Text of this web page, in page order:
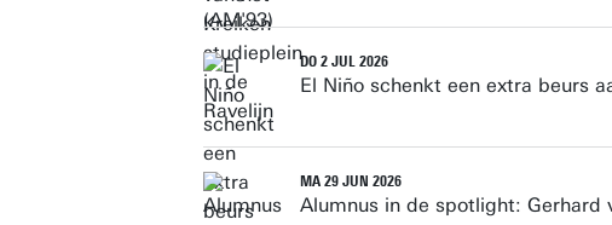
DO 2 JUL 2026
El Niño schenkt een extra beurs
MA 29 JUN 2026
Alumnus in de spotlight: Gerhard